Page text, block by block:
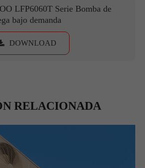
LFP6060T Serie Bomba de
bajo demanda
DOWNLOAD
RELACIONADA